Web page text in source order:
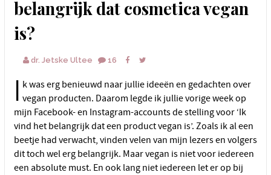
belangrijk dat cosmetica vegan
is?
dr. Jetske Ultee 16
I k was erg benieuwd naar jullie ideeën en gedachten over
vegan producten. Daarom legde ik jullie vorige week op
mijn Facebook- en Instagram-accounts de stelling voor ‘Ik
vind het belangrijk dat een product vegan is’. Zoals ik al een
beetje had verwacht, vinden velen van mijn lezers en volgers
dit toch wel erg belangrijk. Maar vegan is niet voor iedereen
een absolute must. En ook lang niet iedereen let er op bij